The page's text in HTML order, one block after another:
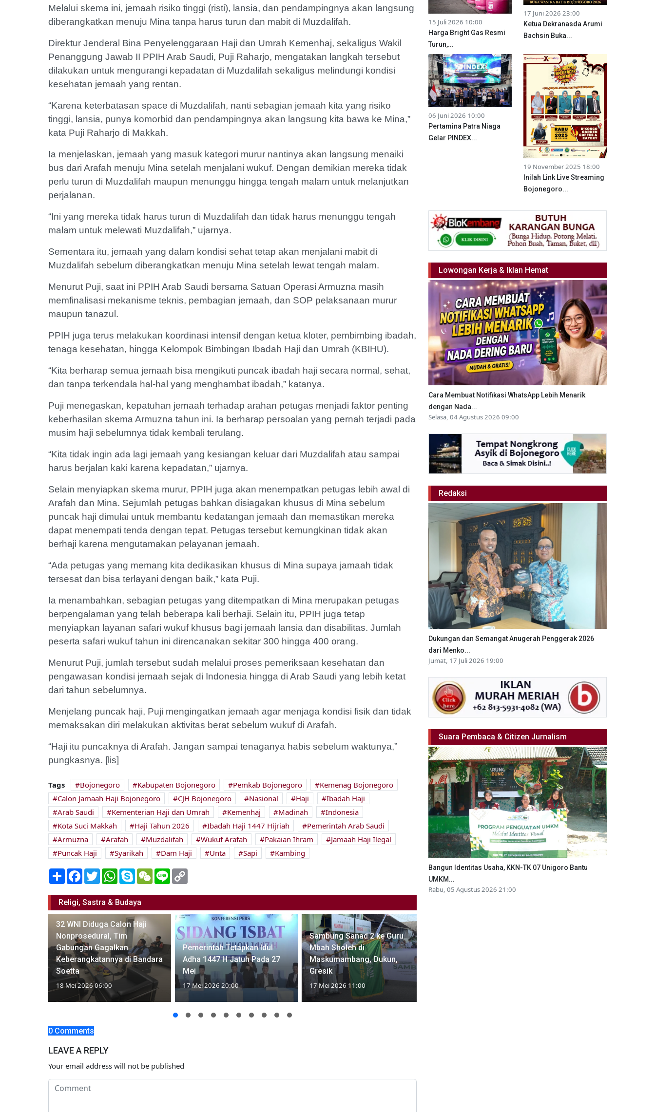
Melalui skema ini, jemaah risiko tinggi (risti), lansia, dan pendampingnya akan langsung
diberangkatkan menuju Mina tanpa harus turun dan mabit di Muzdalifah.
Direktur Jenderal Bina Penyelenggaraan Haji dan Umrah Kemenhaj, sekaligus Wakil
Penanggung Jawab II PPIH Arab Saudi, Puji Raharjo, mengatakan langkah tersebut
dilakukan untuk mengurangi kepadatan di Muzdalifah sekaligus melindungi kondisi
kesehatan jemaah yang rentan.
“Karena keterbatasan space di Muzdalifah, nanti sebagian jemaah kita yang risiko
tinggi, lansia, punya komorbid dan pendampingnya akan langsung kita bawa ke Mina,”
kata Puji Raharjo di Makkah.
Ia menjelaskan, jemaah yang masuk kategori murur nantinya akan langsung menaiki
bus dari Arafah menuju Mina setelah menjalani wukuf. Dengan demikian mereka tidak
perlu turun di Muzdalifah maupun menunggu hingga tengah malam untuk melanjutkan
perjalanan.
“Ini yang mereka tidak harus turun di Muzdalifah dan tidak harus menunggu tengah
malam untuk melewati Muzdalifah,” ujarnya.
Sementara itu, jemaah yang dalam kondisi sehat tetap akan menjalani mabit di
Muzdalifah sebelum diberangkatkan menuju Mina setelah lewat tengah malam.
Menurut Puji, saat ini PPIH Arab Saudi bersama Satuan Operasi Armuzna masih
memfinalisasi mekanisme teknis, pembagian jemaah, dan SOP pelaksanaan murur
maupun tanazul.
PPIH juga terus melakukan koordinasi intensif dengan ketua kloter, pembimbing ibadah,
tenaga kesehatan, hingga Kelompok Bimbingan Ibadah Haji dan Umrah (KBIHU).
“Kita berharap semua jemaah bisa mengikuti puncak ibadah haji secara normal, sehat,
dan tanpa terkendala hal-hal yang menghambat ibadah,” katanya.
Puji menegaskan, kepatuhan jemaah terhadap arahan petugas menjadi faktor penting
keberhasilan skema Armuzna tahun ini. Ia berharap persoalan yang pernah terjadi pada
musim haji sebelumnya tidak kembali terulang.
“Kita tidak ingin ada lagi jemaah yang kesiangan keluar dari Muzdalifah atau sampai
harus berjalan kaki karena kepadatan,” ujarnya.
Selain menyiapkan skema murur, PPIH juga akan menempatkan petugas lebih awal di
Arafah dan Mina. Sejumlah petugas bahkan disiagakan khusus di Mina sebelum
puncak haji dimulai untuk membantu kedatangan jemaah dan memastikan mereka
dapat menempati tenda dengan tepat. Petugas tersebut kemungkinan tidak akan
berhaji karena mengutamakan pelayanan jemaah.
“Ada petugas yang memang kita dedikasikan khusus di Mina supaya jamaah tidak
tersesat dan bisa terlayani dengan baik,” kata Puji.
Ia menambahkan, sebagian petugas yang ditempatkan di Mina merupakan petugas
berpengalaman yang telah beberapa kali berhaji. Selain itu, PPIH juga tetap
menyiapkan layanan safari wukuf khusus bagi jemaah lansia dan disabilitas. Jumlah
peserta safari wukuf tahun ini direncanakan sekitar 300 hingga 400 orang.
Menurut Puji, jumlah tersebut sudah melalui proses pemeriksaan kesehatan dan
pengawasan kondisi jemaah sejak di Indonesia hingga di Arab Saudi yang lebih ketat
dari tahun sebelumnya.
Menjelang puncak haji, Puji mengingatkan jemaah agar menjaga kondisi fisik dan tidak
memaksakan diri melakukan aktivitas berat sebelum wukuf di Arafah.
“Haji itu puncaknya di Arafah. Jangan sampai tenaganya habis sebelum waktunya,”
pungkasnya. [lis]
Tags Bojonegoro Kabupaten Bojonegoro Pemkab Bojonegoro
Kemenag Bojonegoro
Calon Jamaah Haji Bojonegoro
CJH Bojonegoro Nasional Haji
Ibadah Haji
Arab Saudi
Kementerian Haji dan Umrah Kemenhaj Madinah
Indonesia
Kota Suci Makkah
Haji Tahun 2026 Ibadah Haji 1447 Hijriah
Pemerintah Arab Saudi
Armuzna
Arafah Muzdalifah Wukuf Arafah Pakaian Ihram
Jamaah Haji Ilegal
Puncak Haji
Syarikah Dam Haji Unta Sapi
Kambing
Share Facebook
TwitterWhatsApp
SkypeWeChatLine
Religi, Sastra & Budaya
32 WNI Diduga Calon Haji
Nonprosedural, Tim
Gabungan Gagalkan
Keberangkatannya di Bandara
Soetta
18 Mei 2026 06:00
Pemerintah Tetapkan Idul
Adha 1447 H Jatuh Pada 27
Mei
17 Mei 2026 20:00
Sambung Sanad 2 ke Guru
Mbah Sholeh di
Maskumambang, Dukun,
Gresik
17 Mei 2026 11:00
0 Comments
LEAVE A REPLY
Your email address will not be published
15 Juli 2026 10:00
Harga Bright Gas Resmi
Turun,...
17 Juni 2026 23:00
Ketua Dekranasda Arumi
Bachsin Buka...
06 Juni 2026 10:00
Pertamina Patra Niaga
Gelar PINDEX...
19 November 2025 18:00
Inilah Link Live Streaming
Bojonegoro...
Lowongan Kerja & Iklan Hemat
Cara Membuat Notifikasi WhatsApp Lebih Menarik
dengan Nada...
Selasa, 04 Agustus 2026 09:00
Redaksi
Dukungan dan Semangat Anugerah Penggerak 2026
dari Menko...
Jumat, 17 Juli 2026 19:00
Suara Pembaca & Citizen Jurnalism
Bangun Identitas Usaha, KKN-TK 07 Unigoro Bantu
UMKM...
Rabu, 05 Agustus 2026 21:00